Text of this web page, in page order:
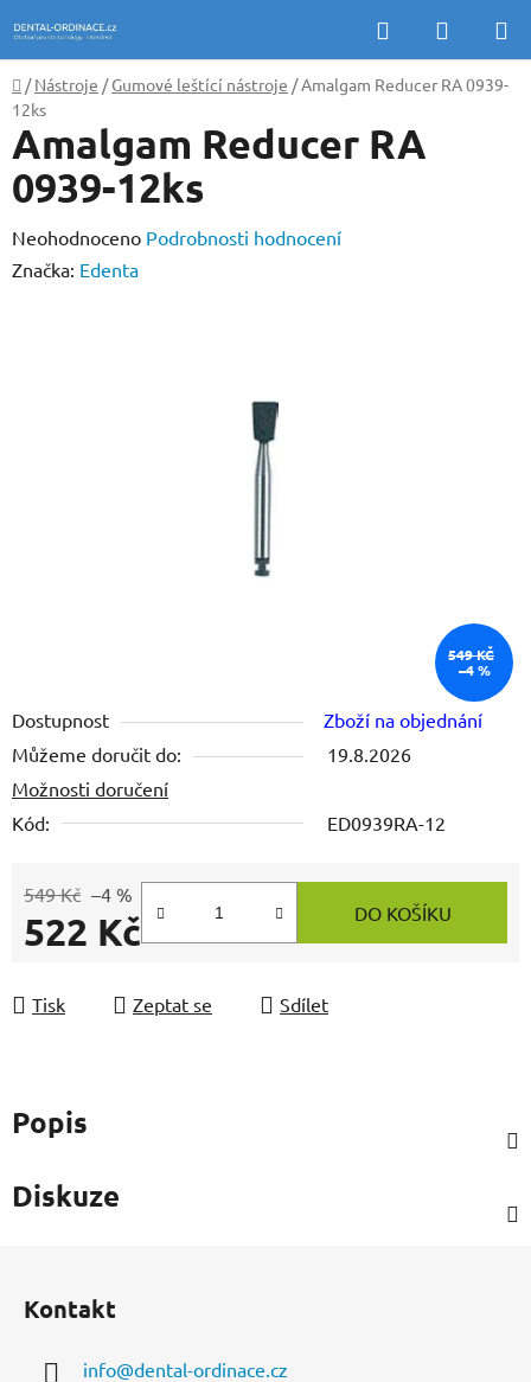
na
obsah
Hledat
KOŠÍK
Domů
/ Nástroje / Gumové leštící nástroje /Amalgam Reducer RA 0939-
12ks
Dostupnost
Zboží na objednání
Můžeme doručit do:
19.8.2026
Možnosti doručení
Kód:
ED0939RA-12
549 Kč –4 %
522 Kč DO KOŠÍKU
Tisk Zeptat se Sdílet
Amalgam Reducer RA
0939-12ks
Průměrné
hodnocení
Neohodnoceno Podrobnosti hodnocení
Značka: Edenta
549 KČ
–4 %
Popis
Diskuze
Kontakt
info@dental-ordinace.cz